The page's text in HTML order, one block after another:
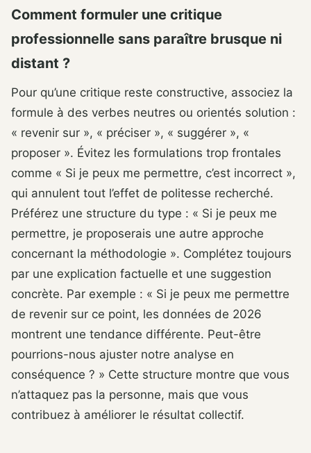
Comment formuler une critique
professionnelle sans paraître brusque ni
distant ?
Pour qu’une critique reste constructive, associez la
formule à des verbes neutres ou orientés solution :
« revenir sur », « préciser », « suggérer », «
proposer ». Évitez les formulations trop frontales
comme « Si je peux me permettre, c’est incorrect »,
qui annulent tout l’effet de politesse recherché.
Préférez une structure du type : « Si je peux me
permettre, je proposerais une autre approche
concernant la méthodologie ». Complétez toujours
par une explication factuelle et une suggestion
concrète. Par exemple : « Si je peux me permettre
de revenir sur ce point, les données de 2026
montrent une tendance différente. Peut-être
pourrions-nous ajuster notre analyse en
conséquence ? » Cette structure montre que vous
n’attaquez pas la personne, mais que vous
contribuez à améliorer le résultat collectif.